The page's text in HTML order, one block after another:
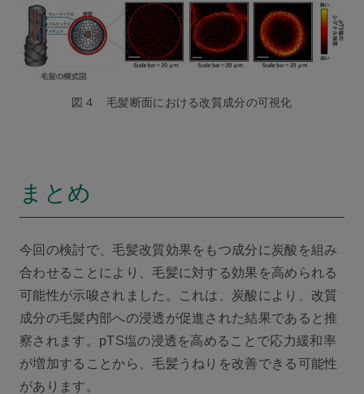
図４ 毛髪断面における改質成分の可視化
まとめ
今回の検討で、毛髪改質効果をもつ成分に炭酸を組み
合わせることにより、毛髪に対する効果を高められる
可能性が示唆されました。これは、炭酸により、改質
成分の毛髪内部への浸透が促進された結果であると推
察されます。pTS塩の浸透を高めることで応力緩和率
が増加することから、毛髪うねりを改善できる可能性
があります。